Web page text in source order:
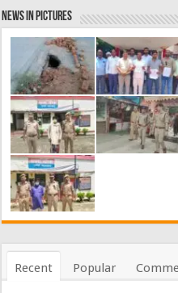
News in Pictures
Recent Popular